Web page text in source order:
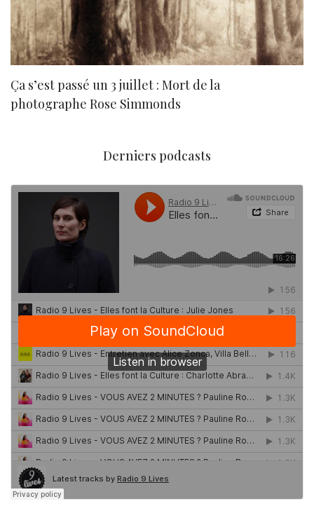
Ça s’est passé un 3 juillet : Mort de la
photographe Rose Simmonds
Derniers podcasts